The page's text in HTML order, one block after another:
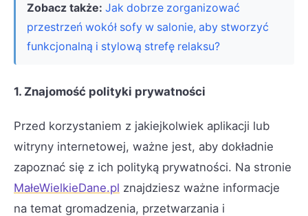
Zobacz także: Jak dobrze zorganizować
przestrzeń wokół sofy w salonie, aby stworzyć
funkcjonalną i stylową strefę relaksu?
1. Znajomość polityki prywatności
Przed korzystaniem z jakiejkolwiek aplikacji lub
witryny internetowej, ważne jest, aby dokładnie
zapoznać się z ich polityką prywatności. Na stronie
MałeWielkieDane.pl znajdziesz ważne informacje
na temat gromadzenia, przetwarzania i